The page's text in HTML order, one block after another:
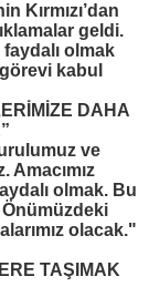
Kırmızı’dan
geldi.
faydalı olmak
kabul
DAHA
ve
Amacımız
olmak. Bu
olacak."
TAŞIMAK